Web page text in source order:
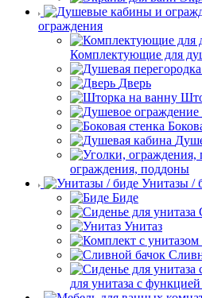
ограждения
Комплектующие для
Дверь
ограждения, поддоны
Унитазы /
Биде
Унитаз
для унитаза с